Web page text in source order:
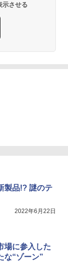
示させる
製品!? 謎のテ
2022年6月22日
場に参入した
な“ゾーン”